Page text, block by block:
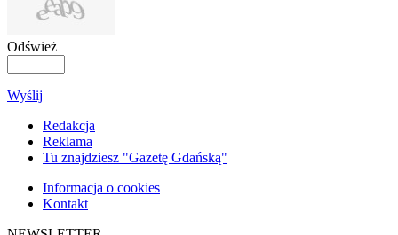
Odśwież
Wyślij
Redakcja
Reklama
Tu znajdziesz "Gazetę Gdańską"
Informacja o cookies
Kontakt